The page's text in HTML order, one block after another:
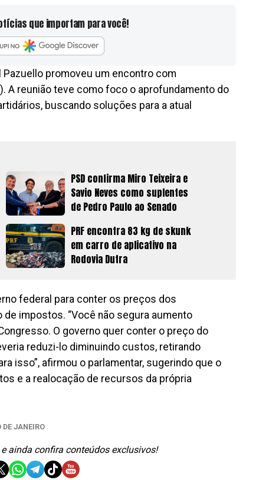
que importam para você!
promoveu um encontro com
A reunião teve como foco o aprofundamento do
buscando soluções para a atual
PSD confirma Miro Teixeira e
Savio Neves como suplentes
de Pedro Paulo ao Senado
PRF encontra 83 kg de skunk
em carro de aplicativo na
Rodovia Dutra
federal para conter os preços dos
impostos. “Você não segura aumento
O governo quer conter o preço do
reduzi-lo diminuindo custos, retirando
isso”, afirmou o parlamentar, sugerindo que o
e a realocação de recursos da própria
DE JANEIRO
ainda confira conteúdos exclusivos!